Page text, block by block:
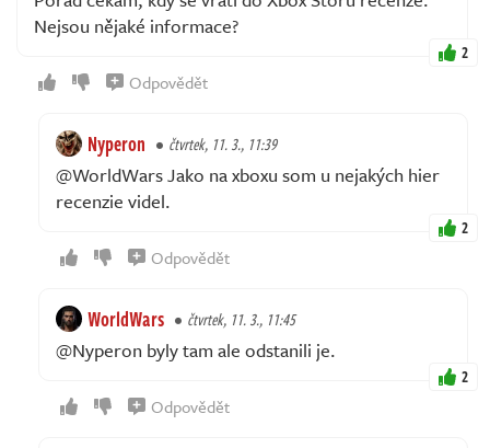
Nejsou nějaké informace?
2
Odpovědět
Nyperon čtvrtek, 11. 3., 11:39
@WorldWars Jako na xboxu som u nejakých hier
recenzie videl.
2
Odpovědět
WorldWars čtvrtek, 11. 3., 11:45
@Nyperon byly tam ale odstanili je.
2
Odpovědět